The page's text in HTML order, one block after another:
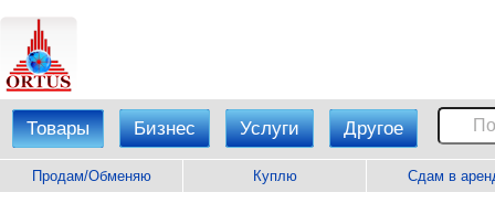
Товары Бизнес Услуги Другое
Продам/Обменяю Куплю Сдам в